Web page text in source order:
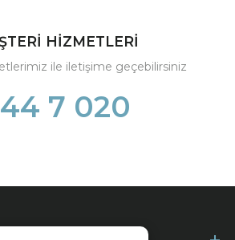
HİZMETLERİ
ile iletişime geçebilirsiniz
7 020